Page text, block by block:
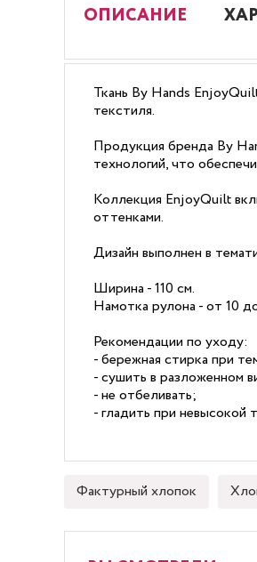
ОПИСАНИЕ
Ткань By Hands
текстиля.
Продукция бренда By
технологий, что
Коллекция EnjoyQuilt
оттенками.
Дизайн выполнен в
Ширина - 110 см.
Намотка рулона - от 10
Рекомендации по уходу:
- бережная стирка при
- сушить в разложенном
- не отбеливать;
- гладить при невысокой
Фактурный хлопок